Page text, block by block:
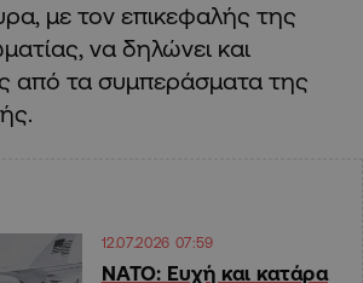
με τον επικεφαλής της
να δηλώνει και
από τα συμπεράσματα της
12.07.2026 07:59
ΝΑΤΟ: Ευχή και κατάρα